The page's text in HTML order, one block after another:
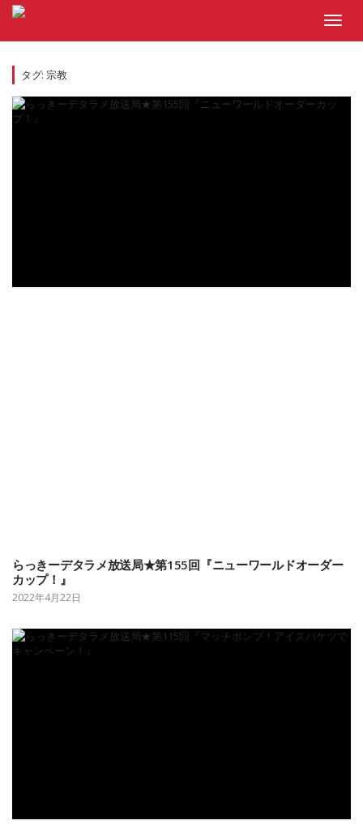
Skip
タグ: 宗教
らっきーデタラメ放送局★第155回『ニューワールドオーダー
カップ！』
2022年4月22日